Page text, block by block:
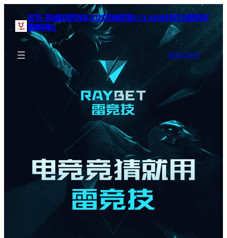
首页–英雄联盟竞猜-2025英雄联盟(LOL)s15全球总决赛冠军
赛事网站
BOOK SEAT